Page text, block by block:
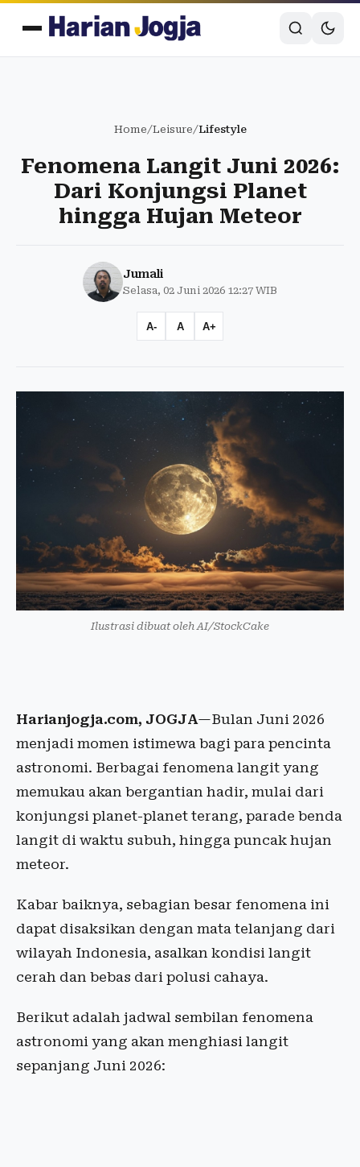
Home/Leisure/Lifestyle
Fenomena Langit Juni 2026:
Dari Konjungsi Planet
hingga Hujan Meteor
Jumali
Selasa, 02 Juni 2026 12:27 WIB
A- A A+
Ilustrasi dibuat oleh AI/StockCake
Harianjogja.com, JOGJA—Bulan Juni 2026
menjadi momen istimewa bagi para pencinta
astronomi. Berbagai fenomena langit yang
memukau akan bergantian hadir, mulai dari
konjungsi planet-planet terang, parade benda
langit di waktu subuh, hingga puncak hujan
meteor.
Kabar baiknya, sebagian besar fenomena ini
dapat disaksikan dengan mata telanjang dari
wilayah Indonesia, asalkan kondisi langit
cerah dan bebas dari polusi cahaya.
Berikut adalah jadwal sembilan fenomena
astronomi yang akan menghiasi langit
sepanjang Juni 2026: